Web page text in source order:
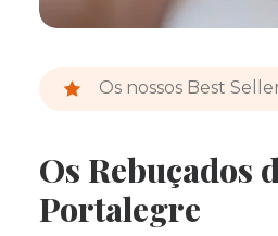
Os nossos Best
Os Rebuçados
Portalegre